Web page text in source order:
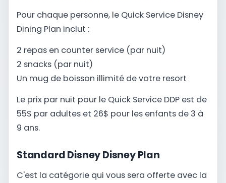
Pour chaque personne, le Quick Service Disney
Dining Plan inclut :
2 repas en counter service (par nuit)
2 snacks (par nuit)
Un mug de boisson illimité de votre resort
Le prix par nuit pour le Quick Service DDP est de
55$ par adultes et 26$ pour les enfants de 3 à
9 ans.
Standard Disney Disney Plan
C'est la catégorie qui vous sera offerte avec la